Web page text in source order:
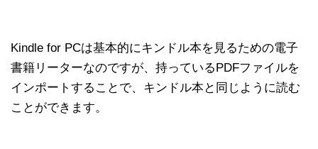
Kindle for PCは基本的にキンドル本を見るための電子
書籍リーターなのですが、持っているPDFファイルを
インポートすることで、キンドル本と同じように読む
ことができます。